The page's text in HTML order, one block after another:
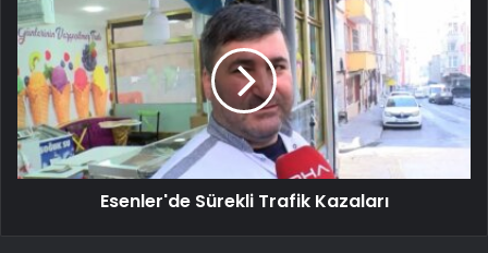
Esenler'de Sürekli Trafik Kazaları